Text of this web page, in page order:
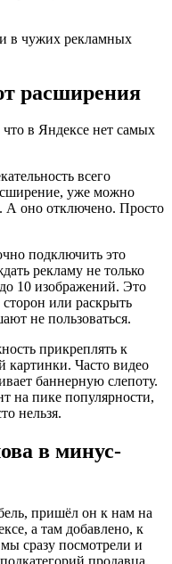
расширения
что в Яндексе нет самых
всего
уже можно
А оно отключено. Просто
подключить это
рекламу не только
10 изображений. Это
сторон или раскрыть
не пользоваться.
прикреплять к
картинки. Часто видео
баннерную слепоту.
на пике популярности,
нельзя.
в минус-
пришёл он к нам на
а там добавлено, к
сразу посмотрели и